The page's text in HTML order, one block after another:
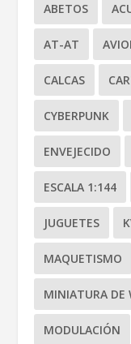
ABETOS
AT-AT
CALCAS
CYBERPUNK
ENVEJECIDO
ESCALA 1:144
JUGUETES
MAQUETISMO
MINIATURA DE
MODULACIÓN